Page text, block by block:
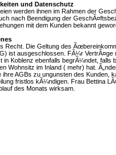
und Datenschutz
werden ihnen im Rahmen der
nach Beendigung der
mit dem Kunden bekannt
Recht. Die Geltung des
ist ausgeschlossen. FÃ¼r
in Koblenz ebenfalls begrÃ¼ndet, falls
Wohnsitz im Inland ( mehr) hat.
ihre AGBs zu ungunsten des Kunden,
fristlos kÃ¼ndigen. Frau Bettina
des Monats wirksam.